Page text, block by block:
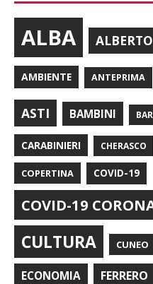
ALBA
AMBIENTE ANTEPRIMA
ASTI BAMBINI
CARABINIERI CHERASCO
COPERTINA COVID-19
COVID-19
CULTURA CUNEO
ECONOMIA FERRERO